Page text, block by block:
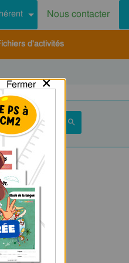
Nous contacter
d'activités
Fermer×